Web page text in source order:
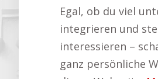
Egal, ob du viel
integrieren und
interessieren –
ganz persönliche